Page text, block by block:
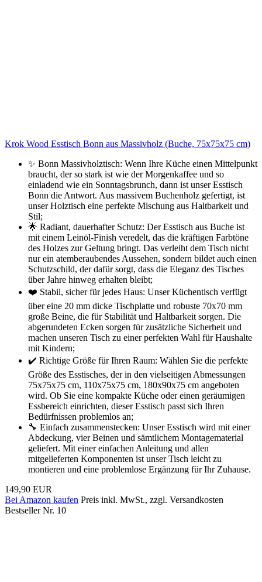
Krok Wood Esstisch Bonn aus Massivholz (Buche, 75x75x75 cm)
✨ Bonn Massivholztisch: Wenn Ihre Küche einen Mittelpunkt
braucht, der so stark ist wie der Morgenkaffee und so
einladend wie ein Sonntagsbrunch, dann ist unser Esstisch
Bonn die Antwort. Aus massivem Buchenholz gefertigt, ist
unser Holztisch eine perfekte Mischung aus Haltbarkeit und
Stil;
🌟 Radiant, dauerhafter Schutz: Der Esstisch aus Buche ist
mit einem Leinöl-Finish veredelt, das die kräftigen Farbtöne
des Holzes zur Geltung bringt. Das verleiht dem Tisch nicht
nur ein atemberaubendes Aussehen, sondern bildet auch einen
Schutzschild, der dafür sorgt, dass die Eleganz des Tisches
über Jahre hinweg erhalten bleibt;
❤️ Stabil, sicher für jedes Haus: Unser Küchentisch verfügt
über eine 20 mm dicke Tischplatte und robuste 70x70 mm
große Beine, die für Stabilität und Haltbarkeit sorgen. Die
abgerundeten Ecken sorgen für zusätzliche Sicherheit und
machen unseren Tisch zu einer perfekten Wahl für Haushalte
mit Kindern;
✔️ Richtige Größe für Ihren Raum: Wählen Sie die perfekte
Größe des Esstisches, der in den vielseitigen Abmessungen
75x75x75 cm, 110x75x75 cm, 180x90x75 cm angeboten
wird. Ob Sie eine kompakte Küche oder einen geräumigen
Essbereich einrichten, dieser Esstisch passt sich Ihren
Bedürfnissen problemlos an;
🔧 Einfach zusammenstecken: Unser Esstisch wird mit einer
Abdeckung, vier Beinen und sämtlichem Montagematerial
geliefert. Mit einer einfachen Anleitung und allen
mitgelieferten Komponenten ist unser Tisch leicht zu
montieren und eine problemlose Ergänzung für Ihr Zuhause.
149,90 EUR
Bei Amazon kaufen Preis inkl. MwSt., zzgl. Versandkosten
Bestseller Nr. 10